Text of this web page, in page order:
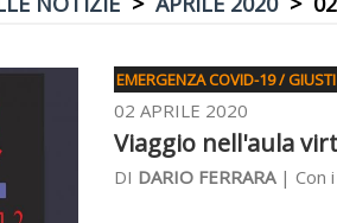
EMERGENZA COVID-19 /
02 APRILE 2020
Viaggio nell'aula
DI DARIO FERRARA| Con i